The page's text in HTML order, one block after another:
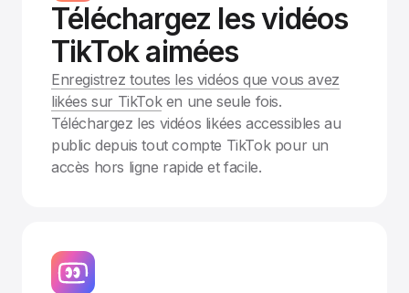
Téléchargez les vidéos
TikTok aimées
Enregistrez toutes les vidéos que vous avez
likées sur TikToken une seule fois.
Téléchargez les vidéos likées accessibles au
public depuis tout compte TikTok pour un
accès hors ligne rapide et facile.